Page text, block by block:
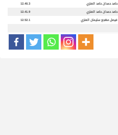
حامد حمدان حامد العنزي
12.40.3
حامد حمدان حامد العنزي
12.41.9
فيصل مهجع سليمان العنزي 12.52.1